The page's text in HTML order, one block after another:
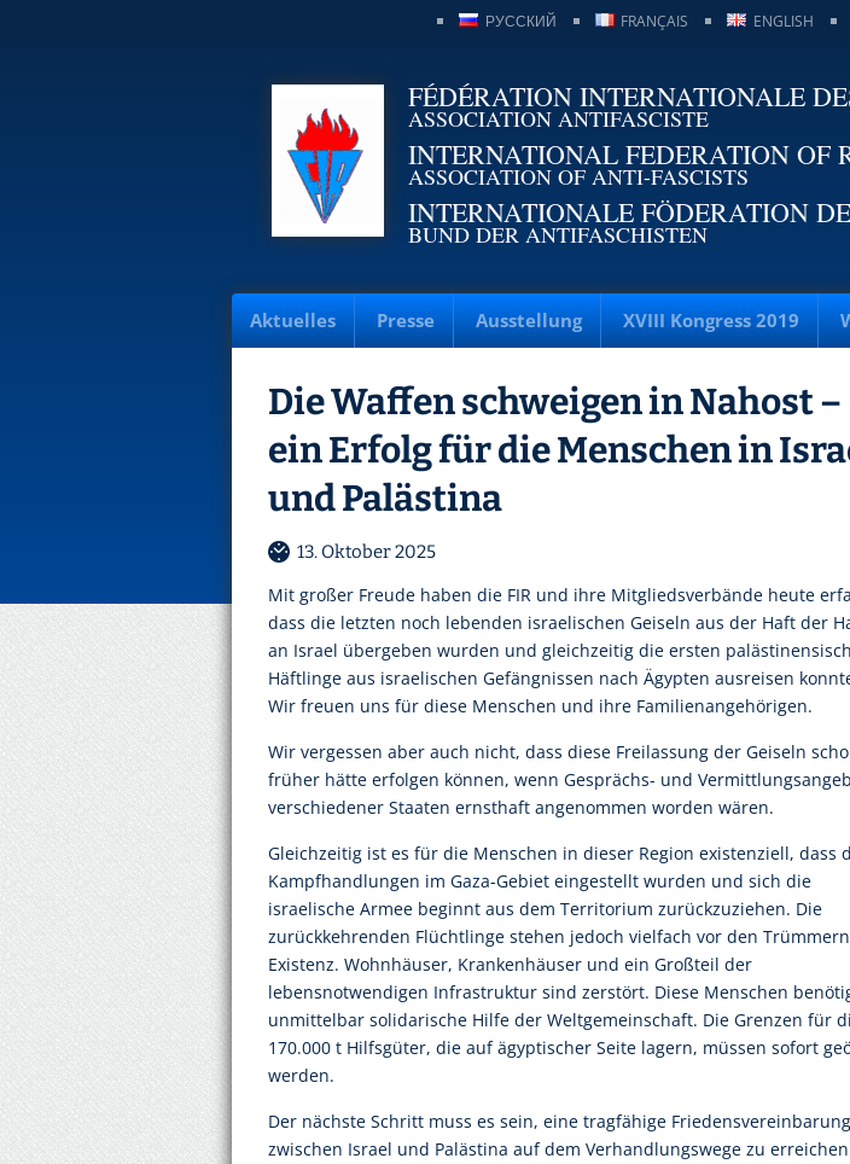
ENGLISH
FRANÇAIS
РУССКИЙ
FÉDÉRATION INTERNATIONALE
ASSOCIATION ANTIFASCISTE
INTERNATIONAL FEDERATION OF
ASSOCIATION OF ANTI-FASCISTS
INTERNATIONALE FÖDERATION
BUND DER ANTIFASCHISTEN
Aktuelles Presse Ausstellung XVIII Kongress 2019
Die Waffen schweigen in Nahost –
ein Erfolg für die Menschen in
und Palästina
13. Oktober 2025
Mit großer Freude haben die FIR und ihre Mitgliedsverbände heute
dass die letzten noch lebenden israelischen Geiseln aus der Haft der
an Israel übergeben wurden und gleichzeitig die ersten
Häftlinge aus israelischen Gefängnissen nach Ägypten ausreisen
Wir freuen uns für diese Menschen und ihre Familienangehörigen.
Wir vergessen aber auch nicht, dass diese Freilassung der Geiseln
früher hätte erfolgen können, wenn Gesprächs- und
verschiedener Staaten ernsthaft angenommen worden wären.
Gleichzeitig ist es für die Menschen in dieser Region existenziell, dass
Kampfhandlungen im Gaza-Gebiet eingestellt wurden und sich die
israelische Armee beginnt aus dem Territorium zurückzuziehen. Die
zurückkehrenden Flüchtlinge stehen jedoch vielfach vor den
Existenz. Wohnhäuser, Krankenhäuser und ein Großteil der
lebensnotwendigen Infrastruktur sind zerstört. Diese Menschen
unmittelbar solidarische Hilfe der Weltgemeinschaft. Die Grenzen für
170.000 t Hilfsgüter, die auf ägyptischer Seite lagern, müssen sofort
werden.
Der nächste Schritt muss es sein, eine tragfähige Friedensvereinbarung
zwischen Israel und Palästina auf dem Verhandlungswege zu